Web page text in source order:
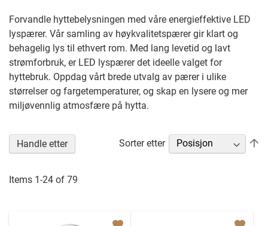
Forvandle hyttebelysningen med våre energieffektive LED
lyspærer. Vår samling av høykvalitetspærer gir klart og
behagelig lys til ethvert rom. Med lang levetid og lavt
strømforbruk, er LED lyspærer det ideelle valget for
hyttebruk. Oppdag vårt brede utvalg av pærer i ulike
størrelser og fargetemperaturer, og skap en lysere og mer
miljøvennlig atmosfære på hytta.
Items 1-24 of 79
Sorter etter
Handle etter